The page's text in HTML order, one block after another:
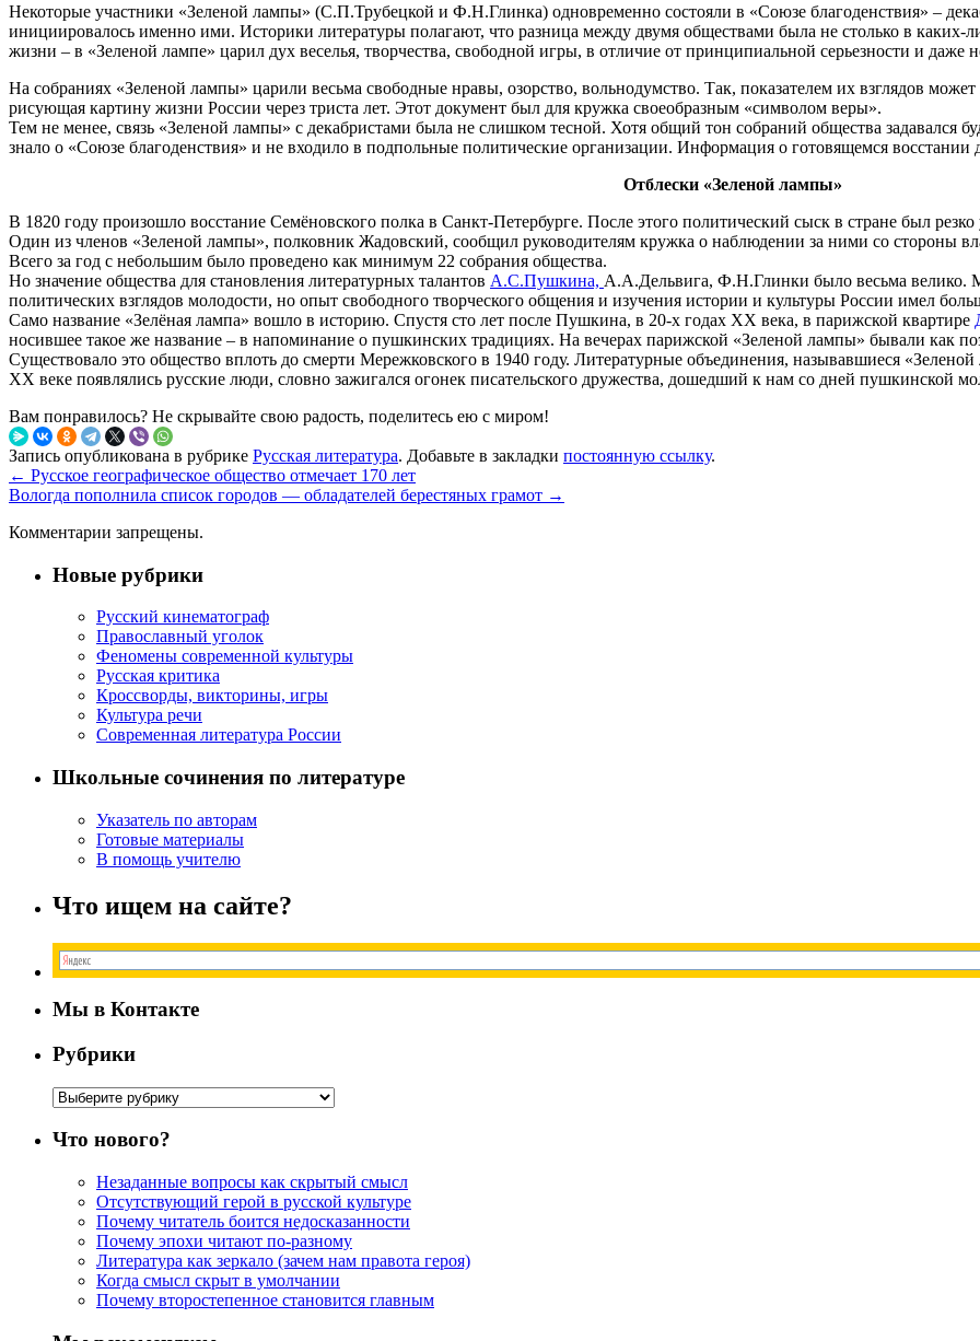
Некоторые участники «Зеленой лампы» (С.П.Трубецкой и Ф.Н.Глинка) одновременно состояли в «Союзе благоденствия» –
инициировалось именно ими. Историки литературы полагают, что разница между двумя обществами была не столько в каких-
жизни – в «Зеленой лампе» царил дух веселья, творчества, свободной игры, в отличие от принципиальной серьезности и даже
На собраниях «Зеленой лампы» царили весьма свободные нравы, озорство, вольнодумство. Так, показателем их взглядов
рисующая картину жизни России через триста лет. Этот документ был для кружка своеобразным «символом веры».
Тем не менее, связь «Зеленой лампы» с декабристами была не слишком тесной. Хотя общий тон собраний общества задавался
знало о «Союзе благоденствия» и не входило в подпольные политические организации. Информация о готовящемся восстании
Отблески «Зеленой лампы»
В 1820 году произошло восстание Семёновского полка в Санкт-Петербурге. После этого политический сыск в стране был
Один из членов «Зеленой лампы», полковник Жадовский, сообщил руководителям кружка о наблюдении за ними со стороны
Всего за год с небольшим было проведено как минимум 22 собрания общества.
Но значение общества для становления литературных талантов А.С.Пушкина, А.А.Дельвига, Ф.Н.Глинки было весьма велико.
политических взглядов молодости, но опыт свободного творческого общения и изучения истории и культуры России имел
Само название «Зелёная лампа» вошло в историю. Спустя сто лет после Пушкина, в 20-х годах XX века, в парижской квартире
носившее такое же название – в напоминание о пушкинских традициях. На вечерах парижской «Зеленой лампы» бывали как
Существовало это общество вплоть до смерти Мережковского в 1940 году. Литературные объединения, называвшиеся
XX веке появлялись русские люди, словно зажигался огонек писательского дружества, дошедший к нам со дней пушкинской
Вам понравилось? Не скрывайте свою радость, поделитесь ею с миром!
Запись опубликована в рубрике Русская литература. Добавьте в закладки постоянную ссылку.
← Русское географическое общество отмечает 170 лет
Вологда пополнила список городов — обладателей берестяных грамот →
Комментарии запрещены.
Новые рубрики
Русский кинематограф
Православный уголок
Феномены современной культуры
Русская критика
Кроссворды, викторины, игры
Культура речи
Современная литература России
Школьные сочинения по литературе
Указатель по авторам
Готовые материалы
В помощь учителю
Что ищем на сайте?
Мы в Контакте
Рубрики
Рубрики
Что нового?
Незаданные вопросы как скрытый смысл
Отсутствующий герой в русской культуре
Почему читатель боится недосказанности
Почему эпохи читают по-разному
Литература как зеркало (зачем нам правота героя)
Когда смысл скрыт в умолчании
Почему второстепенное становится главным